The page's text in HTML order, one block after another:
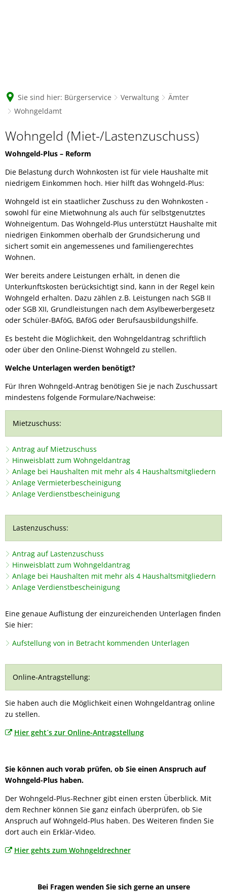
Sie sind hier: Bürgerservice Verwaltung
Ämter
Wohngeldamt
Wohngeldamt
Wohngeld (Miet-/Lastenzuschuss)
Wohngeld-Plus – Reform
Die Belastung durch Wohnkosten ist für viele Haushalte mit
niedrigem Einkommen hoch. Hier hilft das Wohngeld-Plus:
Wohngeld ist ein staatlicher Zuschuss zu den Wohnkosten -
sowohl für eine Mietwohnung als auch für selbstgenutztes
Wohneigentum. Das Wohngeld-Plus unterstützt Haushalte mit
niedrigen Einkommen oberhalb der Grundsicherung und
sichert somit ein angemessenes und familiengerechtes
Wohnen.
Wer bereits andere Leistungen erhält, in denen die
Unterkunftskosten berücksichtigt sind, kann in der Regel kein
Wohngeld erhalten. Dazu zählen z.B. Leistungen nach SGB II
oder SGB XII, Grundleistungen nach dem Asylbewerbergesetz
oder Schüler-BAföG, BAföG oder Berufsausbildungshilfe.
Es besteht die Möglichkeit, den Wohngeldantrag schriftlich
oder über den Online-Dienst Wohngeld zu stellen.
Welche Unterlagen werden benötigt?
Für Ihren Wohngeld-Antrag benötigen Sie je nach Zuschussart
mindestens folgende Formulare/Nachweise:
Mietzuschuss:
Antrag auf Mietzuschuss
Hinweisblatt zum Wohngeldantrag
Anlage bei Haushalten mit mehr als 4 Haushaltsmitgliedern
Anlage Vermieterbescheinigung
Anlage Verdienstbescheinigung
Lastenzuschuss:
Antrag auf Lastenzuschuss
Hinweisblatt zum Wohngeldantrag
Anlage bei Haushalten mit mehr als 4 Haushaltsmitgliedern
Anlage Verdienstbescheinigung
Eine genaue Auflistung der einzureichenden Unterlagen finden
Sie hier:
Aufstellung von in Betracht kommenden Unterlagen
Online-Antragstellung:
Sie haben auch die Möglichkeit einen Wohngeldantrag online
zu stellen.
Hier geht´s zur Online-Antragstellung
Sie können auch vorab prüfen, ob Sie einen Anspruch auf
Wohngeld-Plus haben.
Der Wohngeld-Plus-Rechner gibt einen ersten Überblick. Mit
dem Rechner können Sie ganz einfach überprüfen, ob Sie
Anspruch auf Wohngeld-Plus haben. Des Weiteren finden Sie
dort auch ein Erklär-Video.
Hier gehts zum Wohngeldrechner
Bei Fragen wenden Sie sich gerne an unsere